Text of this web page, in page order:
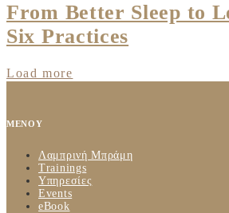
From Better Sleep to
Six Practices
Load more
ΜΕΝΟΥ
Λαμπρινή Μπράμη
Trainings
Υπηρεσίες
Events
eBook